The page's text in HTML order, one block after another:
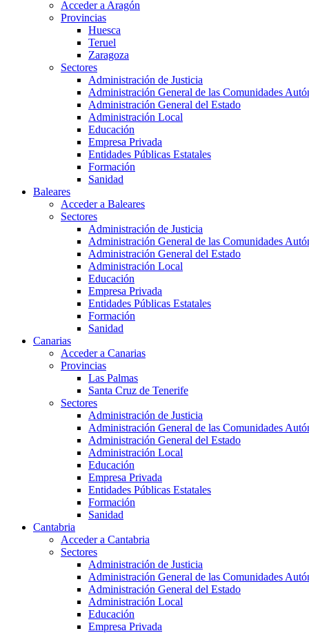
Acceder a Aragón
Provincias
Huesca
Teruel
Zaragoza
Sectores
Administración de Justicia
Administración General de las Comunidades
Administración General del Estado
Administración Local
Educación
Empresa Privada
Entidades Públicas Estatales
Formación
Sanidad
Baleares
Acceder a Baleares
Sectores
Administración de Justicia
Administración General de las Comunidades
Administración General del Estado
Administración Local
Educación
Empresa Privada
Entidades Públicas Estatales
Formación
Sanidad
Canarias
Acceder a Canarias
Provincias
Las Palmas
Santa Cruz de Tenerife
Sectores
Administración de Justicia
Administración General de las Comunidades
Administración General del Estado
Administración Local
Educación
Empresa Privada
Entidades Públicas Estatales
Formación
Sanidad
Cantabria
Acceder a Cantabria
Sectores
Administración de Justicia
Administración General de las Comunidades
Administración General del Estado
Administración Local
Educación
Empresa Privada